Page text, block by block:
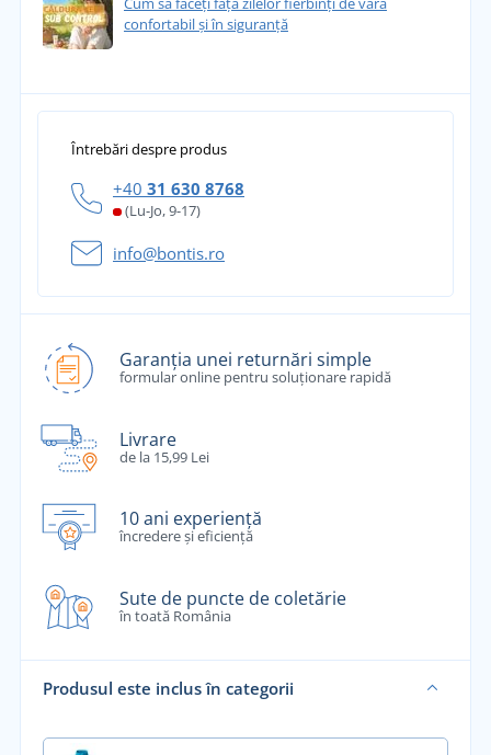
confortabil și în siguranță
Întrebări despre produs
+40 31 630 8768
(Lu-Jo, 9-17)
info@bontis.ro
Garanția unei returnări simple
formular online pentru soluționare rapidă
Livrare
de la 15,99 Lei
10 ani experiență
încredere și eficiență
Sute de puncte de coletărie
în toată România
Produsul este inclus în categorii